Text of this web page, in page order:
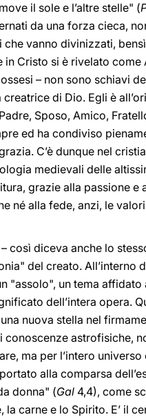
il sole e l’altre stelle" (
da una forza cieca,
vanno divinizzati,
Cristo si è rivelato come
– non sono schiavi
di Dio. Egli è
Sposo, Amico,
ed ha condiviso
C’è dunque nel
medievali delle
grazie alla passione
né alla fede, anzi, le
così diceva anche lo
del creato. All’interno
"assolo", un tema
dell’intera opera.
nuova stella nel
astrofisiche,
ma per l’intero
alla comparsa
donna" (Gal 4,4), come
carne e lo Spirito. E’ il